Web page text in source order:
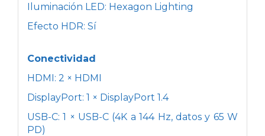
Iluminación LED: Hexagon Lighting
Efecto HDR: Sí
Conectividad
HDMI: 2 × HDMI
DisplayPort: 1 × DisplayPort 1.4
USB-C: 1 × USB-C (4K a 144 Hz, datos y 65 W
PD)